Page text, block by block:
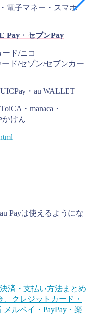
電子マネー・スマホ
Pay・セブンPay
ド/ニコ
ド/セゾン/セブンカー
・au WALLET
・manaca・
かけん
Payは使えるようにな
済・支払い方法まとめ
、クレジットカード・
ルペイ・PayPay・楽